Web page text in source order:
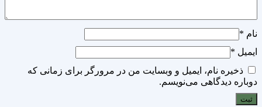
نام *
ایمیل *
ذخیره نام، ایمیل و وبسایت من در مرورگر برای زمانی که
دوباره دیدگاهی می‌نویسم.